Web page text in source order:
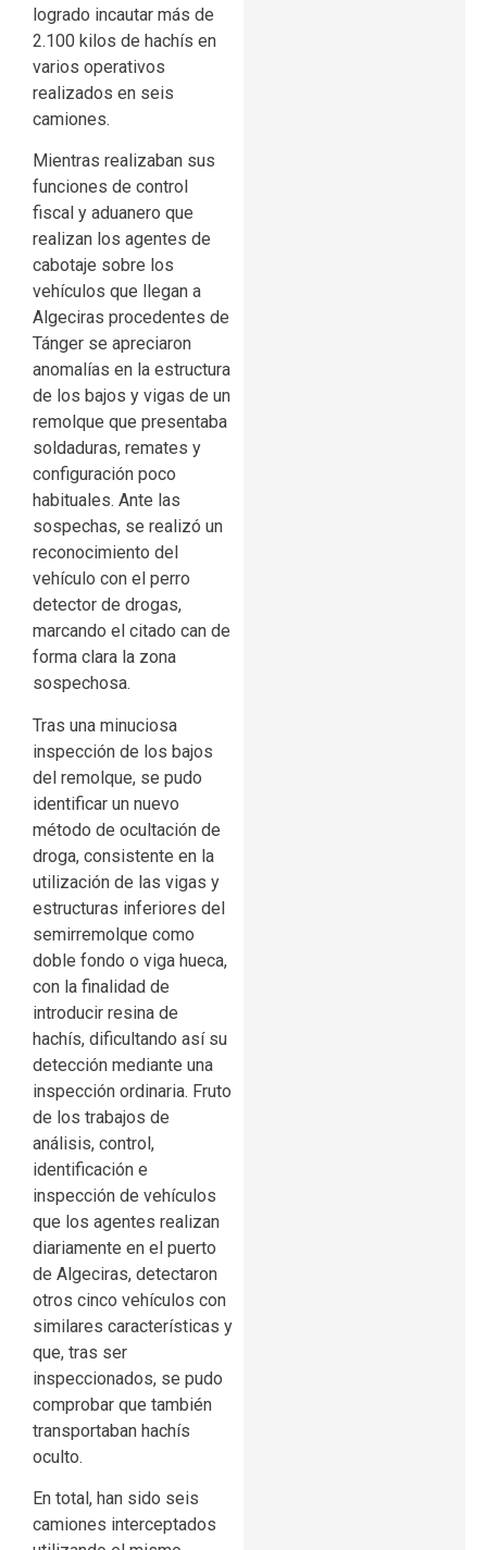
logrado incautar más de
2.100 kilos de hachís en
varios operativos
realizados en seis
camiones.
Mientras realizaban sus
funciones de control
fiscal y aduanero que
realizan los agentes de
cabotaje sobre los
vehículos que llegan a
Algeciras procedentes de
Tánger se apreciaron
anomalías en la estructura
de los bajos y vigas de un
remolque que presentaba
soldaduras, remates y
configuración poco
habituales. Ante las
sospechas, se realizó un
reconocimiento del
vehículo con el perro
detector de drogas,
marcando el citado can de
forma clara la zona
sospechosa.
Tras una minuciosa
inspección de los bajos
del remolque, se pudo
identificar un nuevo
método de ocultación de
droga, consistente en la
utilización de las vigas y
estructuras inferiores del
semirremolque como
doble fondo o viga hueca,
con la finalidad de
introducir resina de
hachís, dificultando así su
detección mediante una
inspección ordinaria. Fruto
de los trabajos de
análisis, control,
identificación e
inspección de vehículos
que los agentes realizan
diariamente en el puerto
de Algeciras, detectaron
otros cinco vehículos con
similares características y
que, tras ser
inspeccionados, se pudo
comprobar que también
transportaban hachís
oculto.
En total, han sido seis
camiones interceptados